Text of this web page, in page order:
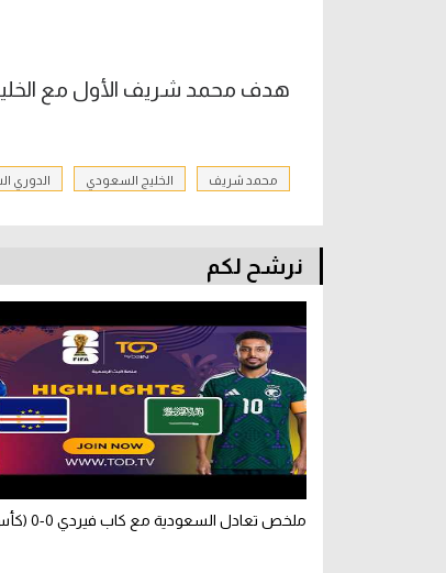
هدف محمد شريف الأول مع
محمد شريف الخليج السعودي الدوري
نرشح لكم
ملخص تعادل السعودية مع كاب فيردي 0-0 (كأس العالم)